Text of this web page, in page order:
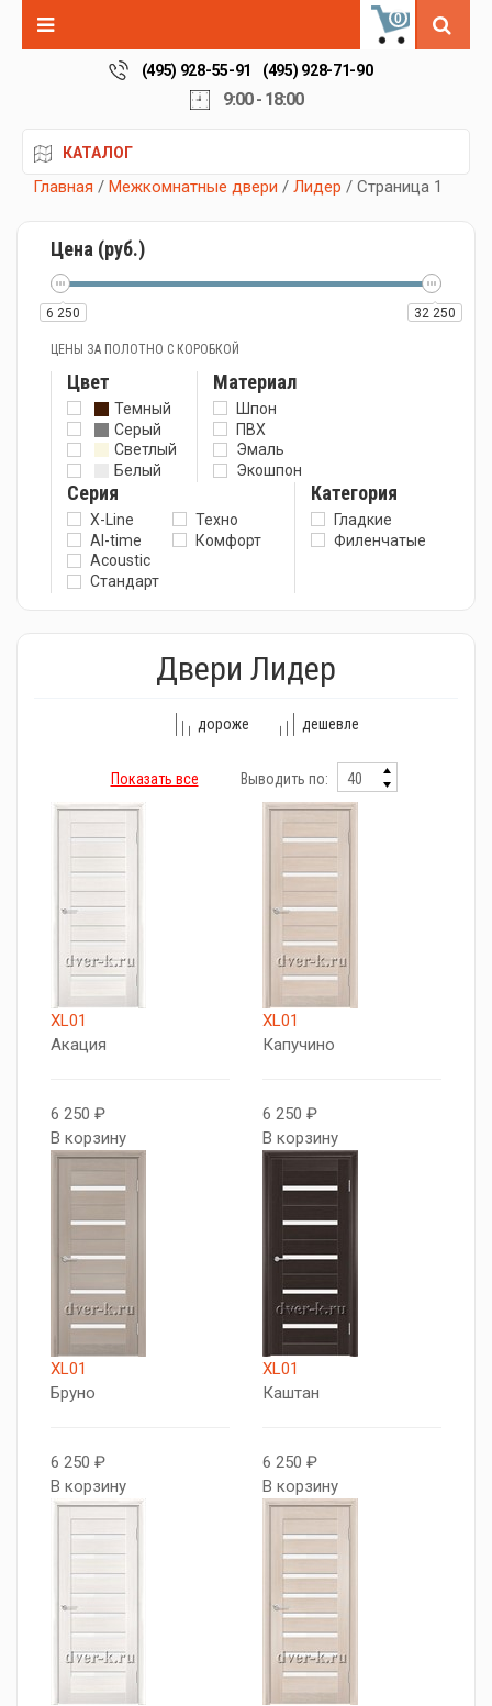
0
(495) 928-55-91 (495) 928-71-90
9:00 - 18:00
КАТАЛОГ
Главная / Межкомнатные двери / Лидер / Страница 1
Цена (руб.)
6 250 32 250
ЦЕНЫ ЗА ПОЛОТНО С КОРОБКОЙ
Цвет
Темный
Серый
Светлый
Белый
Материал
Шпон
ПВХ
Эмаль
Экошпон
Серия
X-Line
Al-time
Acoustic
Стандарт
Техно
Комфорт
Категория
Гладкие
Филенчатые
Двери Лидер
дороже дешевле
Показать все Выводить по:
XL01
Акация
6 250 ₽
В корзину
XL01
Капучино
6 250 ₽
В корзину
XL01
Бруно
6 250 ₽
В корзину
XL01
Каштан
6 250 ₽
В корзину